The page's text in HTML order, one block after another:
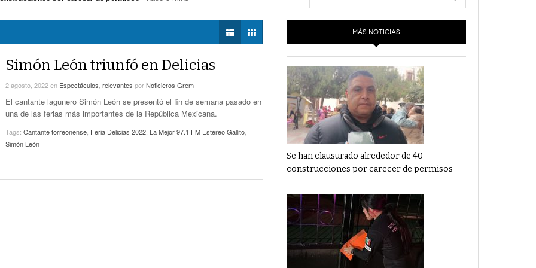
Sistema Vial Revolución-Vasconcelos Tiene Un
Avance De 33 Por Ciento- hace 22 horas -
Abastos- Independencia Por Las Lluvias- hace
22 horas -
TWEETS AND
ESTÉREO GALLITO
Financiamiento’ Por PC29
‘La Laguna: Bomba De Tiempo Por Falta De
Planeación’ Por PC29- 17 mayo, 2021
‘Las Corrupciones, Sus Formas Y Efectos’ Por
PC29- 7 mayo, 2021
de bebidas alcohólicas- hace 24 mins -
- hace 2 horas -
de Simas: gobernador
van por red para comunidades rurales- hace 20 horas -
Simón León triunfó en Delicias
2 agosto, 2022en Espectáculos relevantes porNoticieros Grem
El cantante lagunero Simón León se presentó el fin de semana pasado en
una de las ferias más importantes de la República Mexicana.
Tags: Cantante torreonense Feria Delicias 2022 La Mejor 97.1 FM Estéreo Gallito
Simón León
MÁS NOTICIAS
Se han clausurado alrededor de 40
construcciones por carecer de permisos